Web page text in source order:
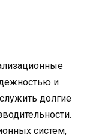
и
долгие
систем,